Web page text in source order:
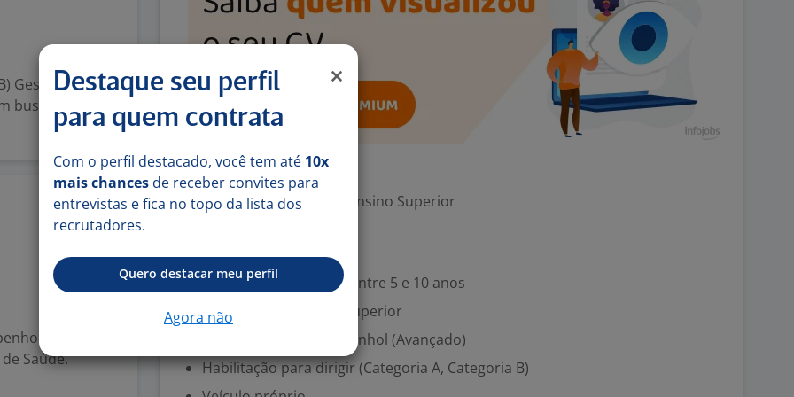
Gestão de
busca de
5 jul
para atuar
Saúde.
Exigências
Escolaridade Mínima: Ensino Superior
Experiência desejada: Entre 5 e 10 anos
Secretariado; Ensino Superior
Inglês (Avançado), Espanhol (Avançado)
Habilitação para dirigir (Categoria A, Categoria B)
Destaque seu perfil
para quem contrata
Com o perfil destacado, você tem até 10x
mais chances de receber convites para
entrevistas e fica no topo da lista dos
recrutadores.
Quero destacar meu perfil
Agora não